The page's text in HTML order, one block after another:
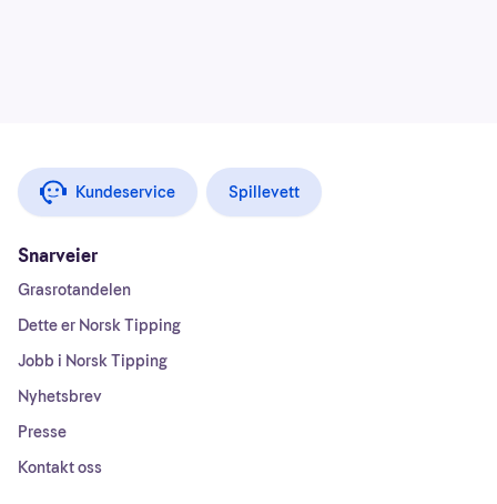
Kundeservice Spillevett
Snarveier
Grasrotandelen
Dette er Norsk Tipping
Jobb i Norsk Tipping
Nyhetsbrev
Presse
Kontakt oss